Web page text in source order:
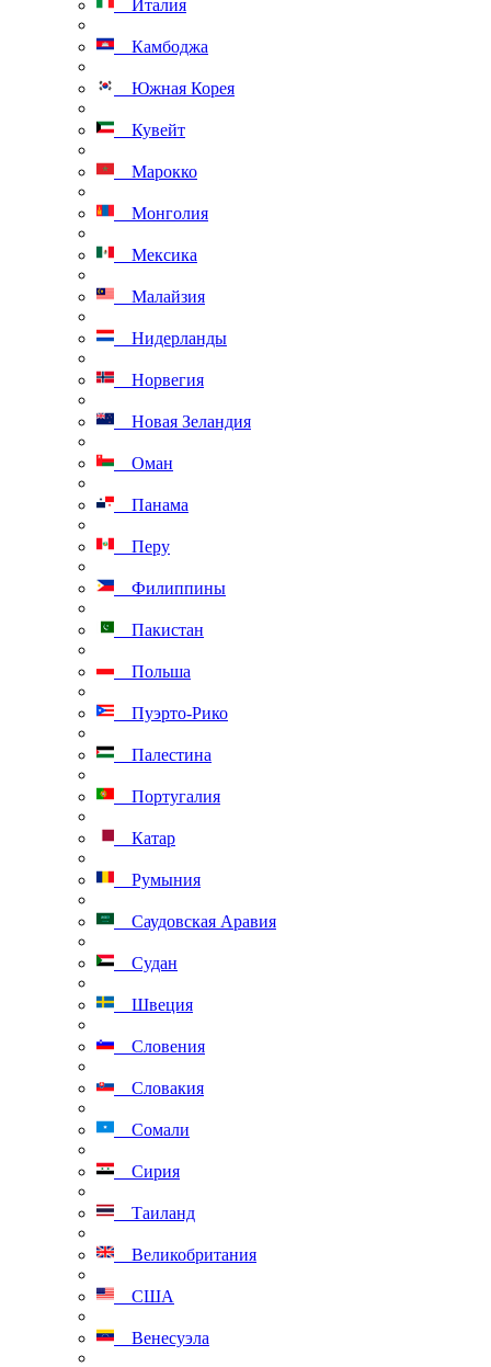
Италия
Камбоджа
Южная Корея
Кувейт
Марокко
Монголия
Мексика
Малайзия
Нидерланды
Норвегия
Новая Зеландия
Оман
Панама
Перу
Филиппины
Пакистан
Польша
Пуэрто-Рико
Палестина
Португалия
Катар
Румыния
Саудовская Аравия
Судан
Швеция
Словения
Словакия
Сомали
Сирия
Таиланд
Великобритания
США
Венесуэла